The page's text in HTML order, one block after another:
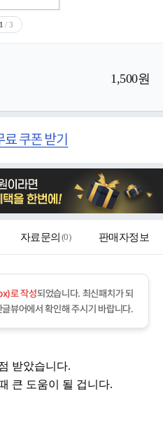
1 / 3
1,500원
자료문의 (0) 판매자정보
로 작성되었습니다. 최신패치가 되
뷰어에서 확인해 주시기 바랍니다.
받았습니다.
큰 도움이 될 겁니다.